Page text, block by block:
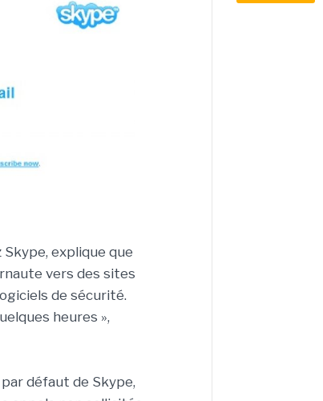
explique que
vers des sites
de sécurité.
heures »,
défaut de Skype,